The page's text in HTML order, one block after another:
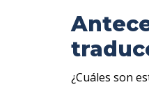
¿Cuáles son